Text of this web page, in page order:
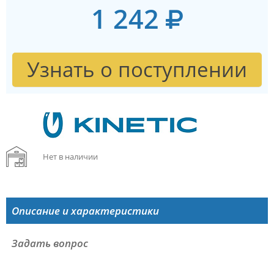
1 242
Узнать о поступлении
Нет в наличии
Описание и характеристики
Задать вопрос